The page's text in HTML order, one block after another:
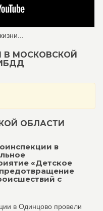
В МОСКОВСКОЙ
ОБЛАСТИ
в
«Детское
с
в Одинцово провели